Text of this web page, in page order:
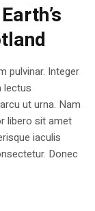
pulvinar. Integer
lectus
ut urna. Nam
libero sit amet
iaculis
Donec